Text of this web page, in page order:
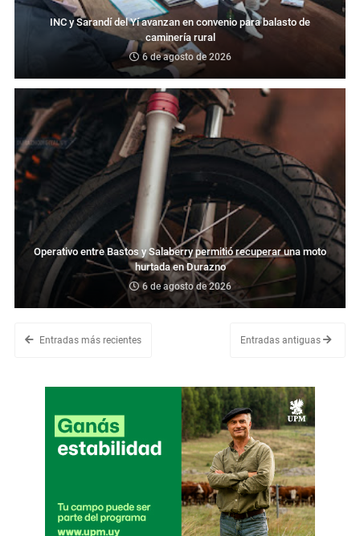
INC y Sarandí del Yí avanzan en convenio para balasto de
caminería rural
6 de agosto de 2026
Operativo entre Bastos y Salaberry permitió recuperar una moto
hurtada en Durazno
6 de agosto de 2026
Entradas más recientes Entradas antiguas